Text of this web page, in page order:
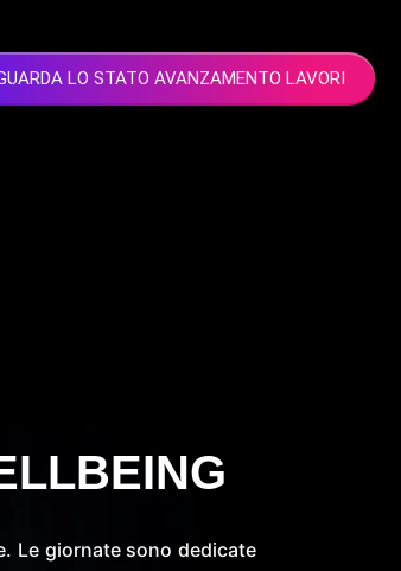
LO STATO AVANZAMENTO LAVORI
Le giornate sono dedicate